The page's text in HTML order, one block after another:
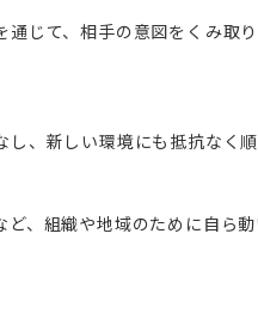
じて、相手の意図をくみ取
、新しい環境にも抵抗なく
、組織や地域のために自ら